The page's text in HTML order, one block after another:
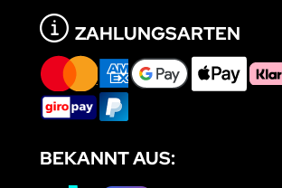
ZAHLUNGSARTEN
BEKANNT AUS: